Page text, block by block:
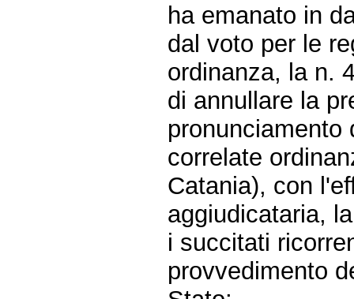
ha emanato in
dal voto per le
ordinanza, la n.
di annullare la
pronunciamento
correlate
Catania), con
aggiudicataria,
i succitati
provvedimento